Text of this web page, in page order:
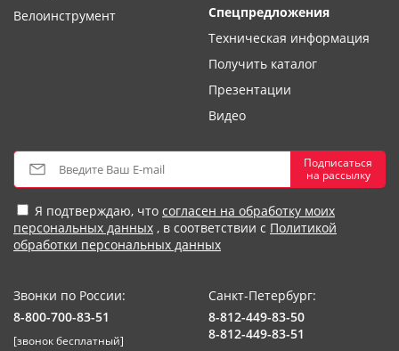
Велоинструмент
Спецпредложения
Техническая информация
Получить каталог
Презентации
Видео
Подписаться
на рассылку
Я подтверждаю, что согласен на обработку моих
персональных данных , в соответствии с Политикой
обработки персональных данных
Звонки по России:
8-800-700-83-51
[звонок бесплатный]
Санкт-Петербург:
8-812-449-83-50
8-812-449-83-51